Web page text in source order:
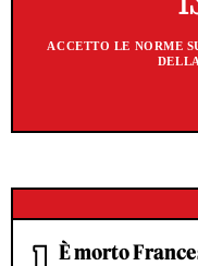
ACCETTO LE NORME
È morto